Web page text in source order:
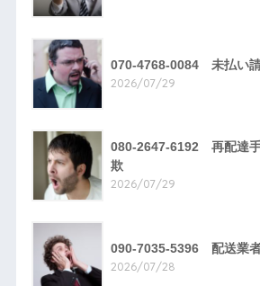
070-4768-0084 未払い
2026/07/29
080-2647-6192 再配達
欺
2026/07/29
090-7035-5396 配送業
2026/07/28